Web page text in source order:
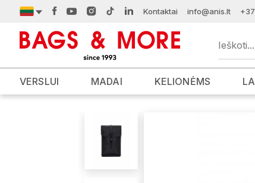
Kontaktai info@anis.lt
VERSLUI MADAI KELIONĖMS